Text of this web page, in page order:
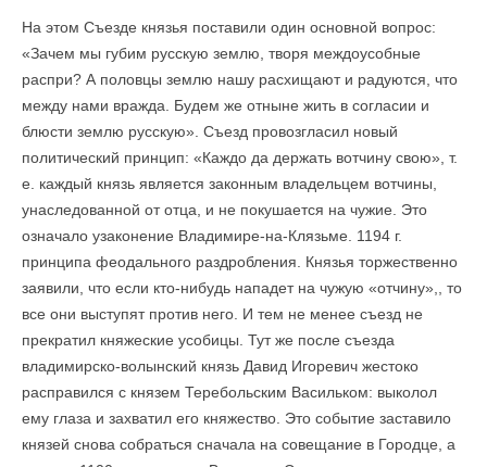
На этом Съезде князья поставили один основной вопрос:
«Зачем мы губим русскую землю, творя меж­доусобные
распри? А половцы землю нашу расхи­щают и радуются, что
между нами вражда. Будем же отныне жить в согласии и
блюсти землю русскую». Съезд провозгласил новый
политический принцип: «Каждо да держать вотчину свою», т.
е. каждый князь является законным владельцем вотчины,
унаследованной от отца, и не покушается на чужие. Это
означало узаконение Владимире-на-Клязьме. 1194 г.
принципа феодального раздробления. Князья торже­ственно
заявили, что если кто-нибудь нападет на чужую «отчину»,, то
все они выступят против него. И тем не менее съезд не
прекратил княжеские усобицы. Тут же после съезда
владимирско-волынский князь Давид Игоревич жестоко
расправился с князем Теребольским Васильком: выколол
ему глаза и захватил его княжество. Это событие заставило
князей снова собраться сначала на совещание в Городце, а